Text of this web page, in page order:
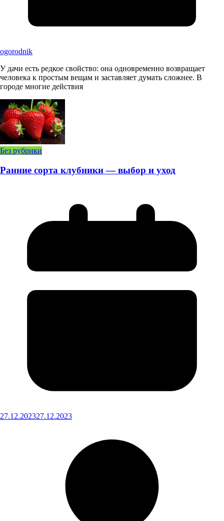
ogorodnik
У дачи есть редкое свойство: она одновременно возвращает
человека к простым вещам и заставляет думать сложнее. В
городе многие действия
Без рубрики
Ранние сорта клубники — выбор и уход
27.12.202327.12.2023